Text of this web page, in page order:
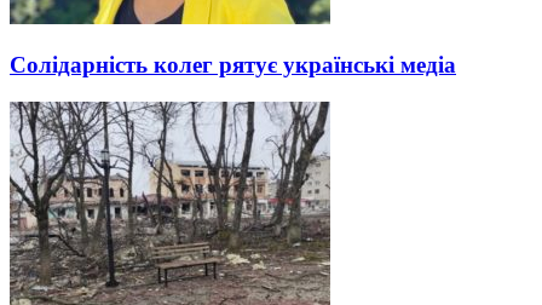
Солідарність колег рятує українські медіа